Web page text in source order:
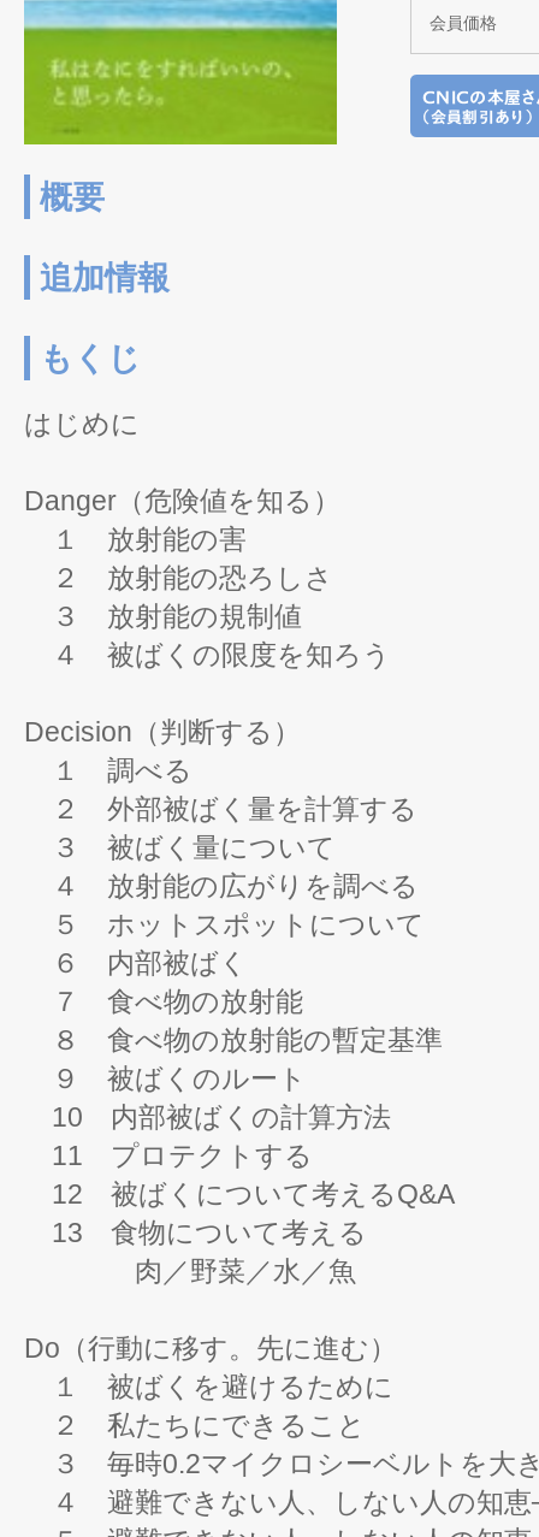
会員価格
概要
追加情報
もくじ
はじめに
Danger（危険値を知る）
１ 放射能の害
２ 放射能の恐ろしさ
３ 放射能の規制値
４ 被ばくの限度を知ろう
Decision（判断する）
１ 調べる
２ 外部被ばく量を計算する
３ 被ばく量について
４ 放射能の広がりを調べる
５ ホットスポットについて
６ 内部被ばく
７ 食べ物の放射能
８ 食べ物の放射能の暫定基準
９ 被ばくのルート
10 内部被ばくの計算方法
11 プロテクトする
12 被ばくについて考えるQ&A
13 食物について考える
肉／野菜／水／魚
Do（行動に移す。先に進む）
１ 被ばくを避けるために
２ 私たちにできること
３ 毎時0.2マイクロシーベルトを大
４ 避難できない人、しない人の知恵